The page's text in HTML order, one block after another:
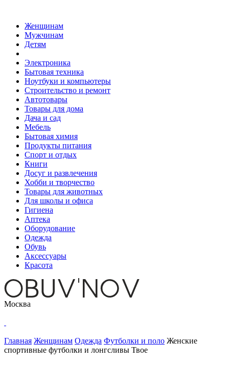
Женщинам
Мужчинам
Детям
Электроника
Бытовая техника
Ноутбуки и компьютеры
Строительство и ремонт
Автотовары
Товары для дома
Дача и сад
Мебель
Бытовая химия
Продукты питания
Спорт и отдых
Книги
Досуг и развлечения
Хобби и творчество
Товары для животных
Для школы и офиса
Гигиена
Аптека
Оборудование
Одежда
Обувь
Аксессуары
Красота
Москва
Главная Женщинам Одежда Футболки и поло Женские
спортивные футболки и лонгсливы Твое